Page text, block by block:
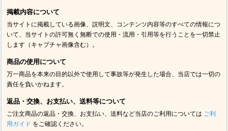
掲載内容について
当サイトに掲載している画像、説明文、コンテンツ内容等のすべての情報につ
いて、当サイトの許可無く無断での使用・流用・引用等を行うことを一切禁止
します（キャプチャ画像含む）。
商品の使用について
万一商品を本来の目的以外で使用して事故等が発生した場合、当店では一切の
責任を負いかねます。
返品・交換、お支払い、送料等について
ご注文商品の返品・交換、お支払い、送料など当店のご利用については ご利
用ガイド をご確認ください。